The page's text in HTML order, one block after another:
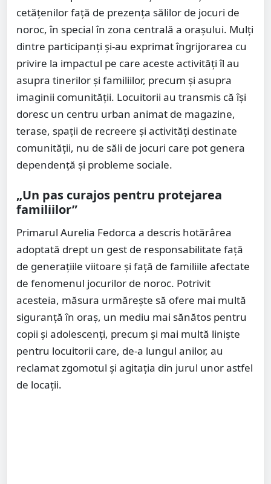
cetățenilor față de prezența sălilor de jocuri de
noroc, în special în zona centrală a orașului. Mulți
dintre participanți și-au exprimat îngrijorarea cu
privire la impactul pe care aceste activități îl au
asupra tinerilor și familiilor, precum și asupra
imaginii comunității. Locuitorii au transmis că își
doresc un centru urban animat de magazine,
terase, spații de recreere și activități destinate
comunității, nu de săli de jocuri care pot genera
dependență și probleme sociale.
„Un pas curajos pentru protejarea
familiilor”
Primarul Aurelia Fedorca a descris hotărârea
adoptată drept un gest de responsabilitate față
de generațiile viitoare și față de familiile afectate
de fenomenul jocurilor de noroc. Potrivit
acesteia, măsura urmărește să ofere mai multă
siguranță în oraș, un mediu mai sănătos pentru
copii și adolescenți, precum și mai multă liniște
pentru locuitorii care, de-a lungul anilor, au
reclamat zgomotul și agitația din jurul unor astfel
de locații.